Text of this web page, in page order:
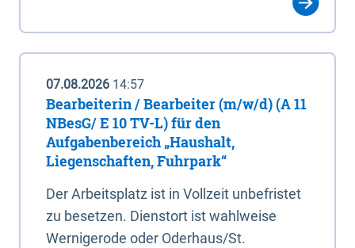
07.08.2026 14:57
Bearbeiterin / Bearbeiter (m/w/d) (A 11
NBesG/ E 10 TV-L) für den
Aufgabenbereich „Haushalt,
Liegenschaften, Fuhrpark“
Der Arbeitsplatz ist in Vollzeit unbefristet
zu besetzen. Dienstort ist wahlweise
Wernigerode oder Oderhaus/St.